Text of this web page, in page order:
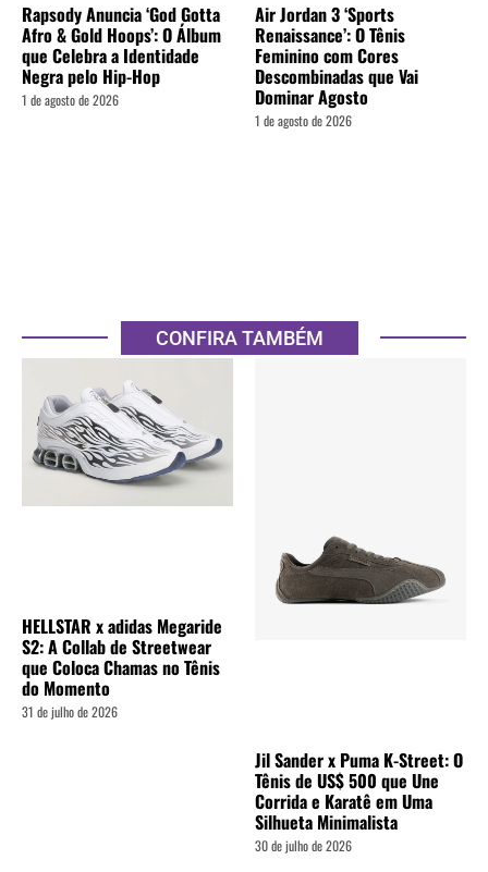
Rapsody Anuncia ‘God Gotta
Afro & Gold Hoops’: O Álbum
que Celebra a Identidade
Negra pelo Hip-Hop
1 de agosto de 2026
Air Jordan 3 ‘Sports
Renaissance’: O Tênis
Feminino com Cores
Descombinadas que Vai
Dominar Agosto
1 de agosto de 2026
CONFIRA TAMBÉM
HELLSTAR x adidas Megaride
S2: A Collab de Streetwear
que Coloca Chamas no Tênis
do Momento
31 de julho de 2026
Jil Sander x Puma K-Street: O
Tênis de US$ 500 que Une
Corrida e Karatê em Uma
Silhueta Minimalista
30 de julho de 2026